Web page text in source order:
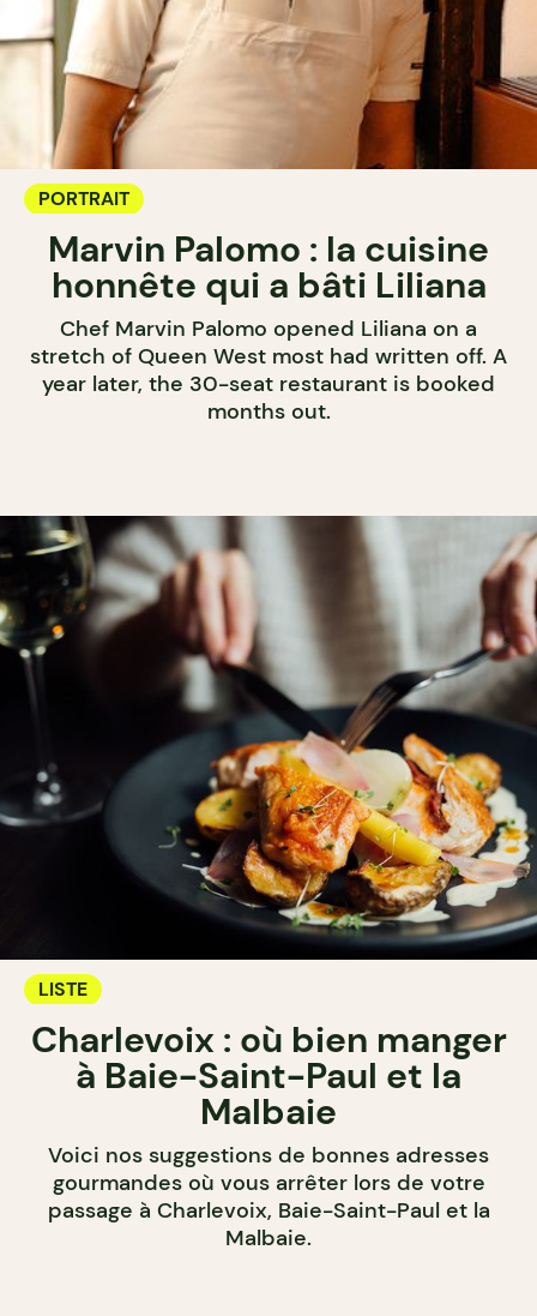
PORTRAIT
Marvin Palomo : la cuisine
honnête qui a bâti Liliana
Chef Marvin Palomo opened Liliana on a
stretch of Queen West most had written off. A
year later, the 30-seat restaurant is booked
months out.
LISTE
Charlevoix : où bien manger
à Baie-Saint-Paul et la
Malbaie
Voici nos suggestions de bonnes adresses
gourmandes où vous arrêter lors de votre
passage à Charlevoix, Baie-Saint-Paul et la
Malbaie.